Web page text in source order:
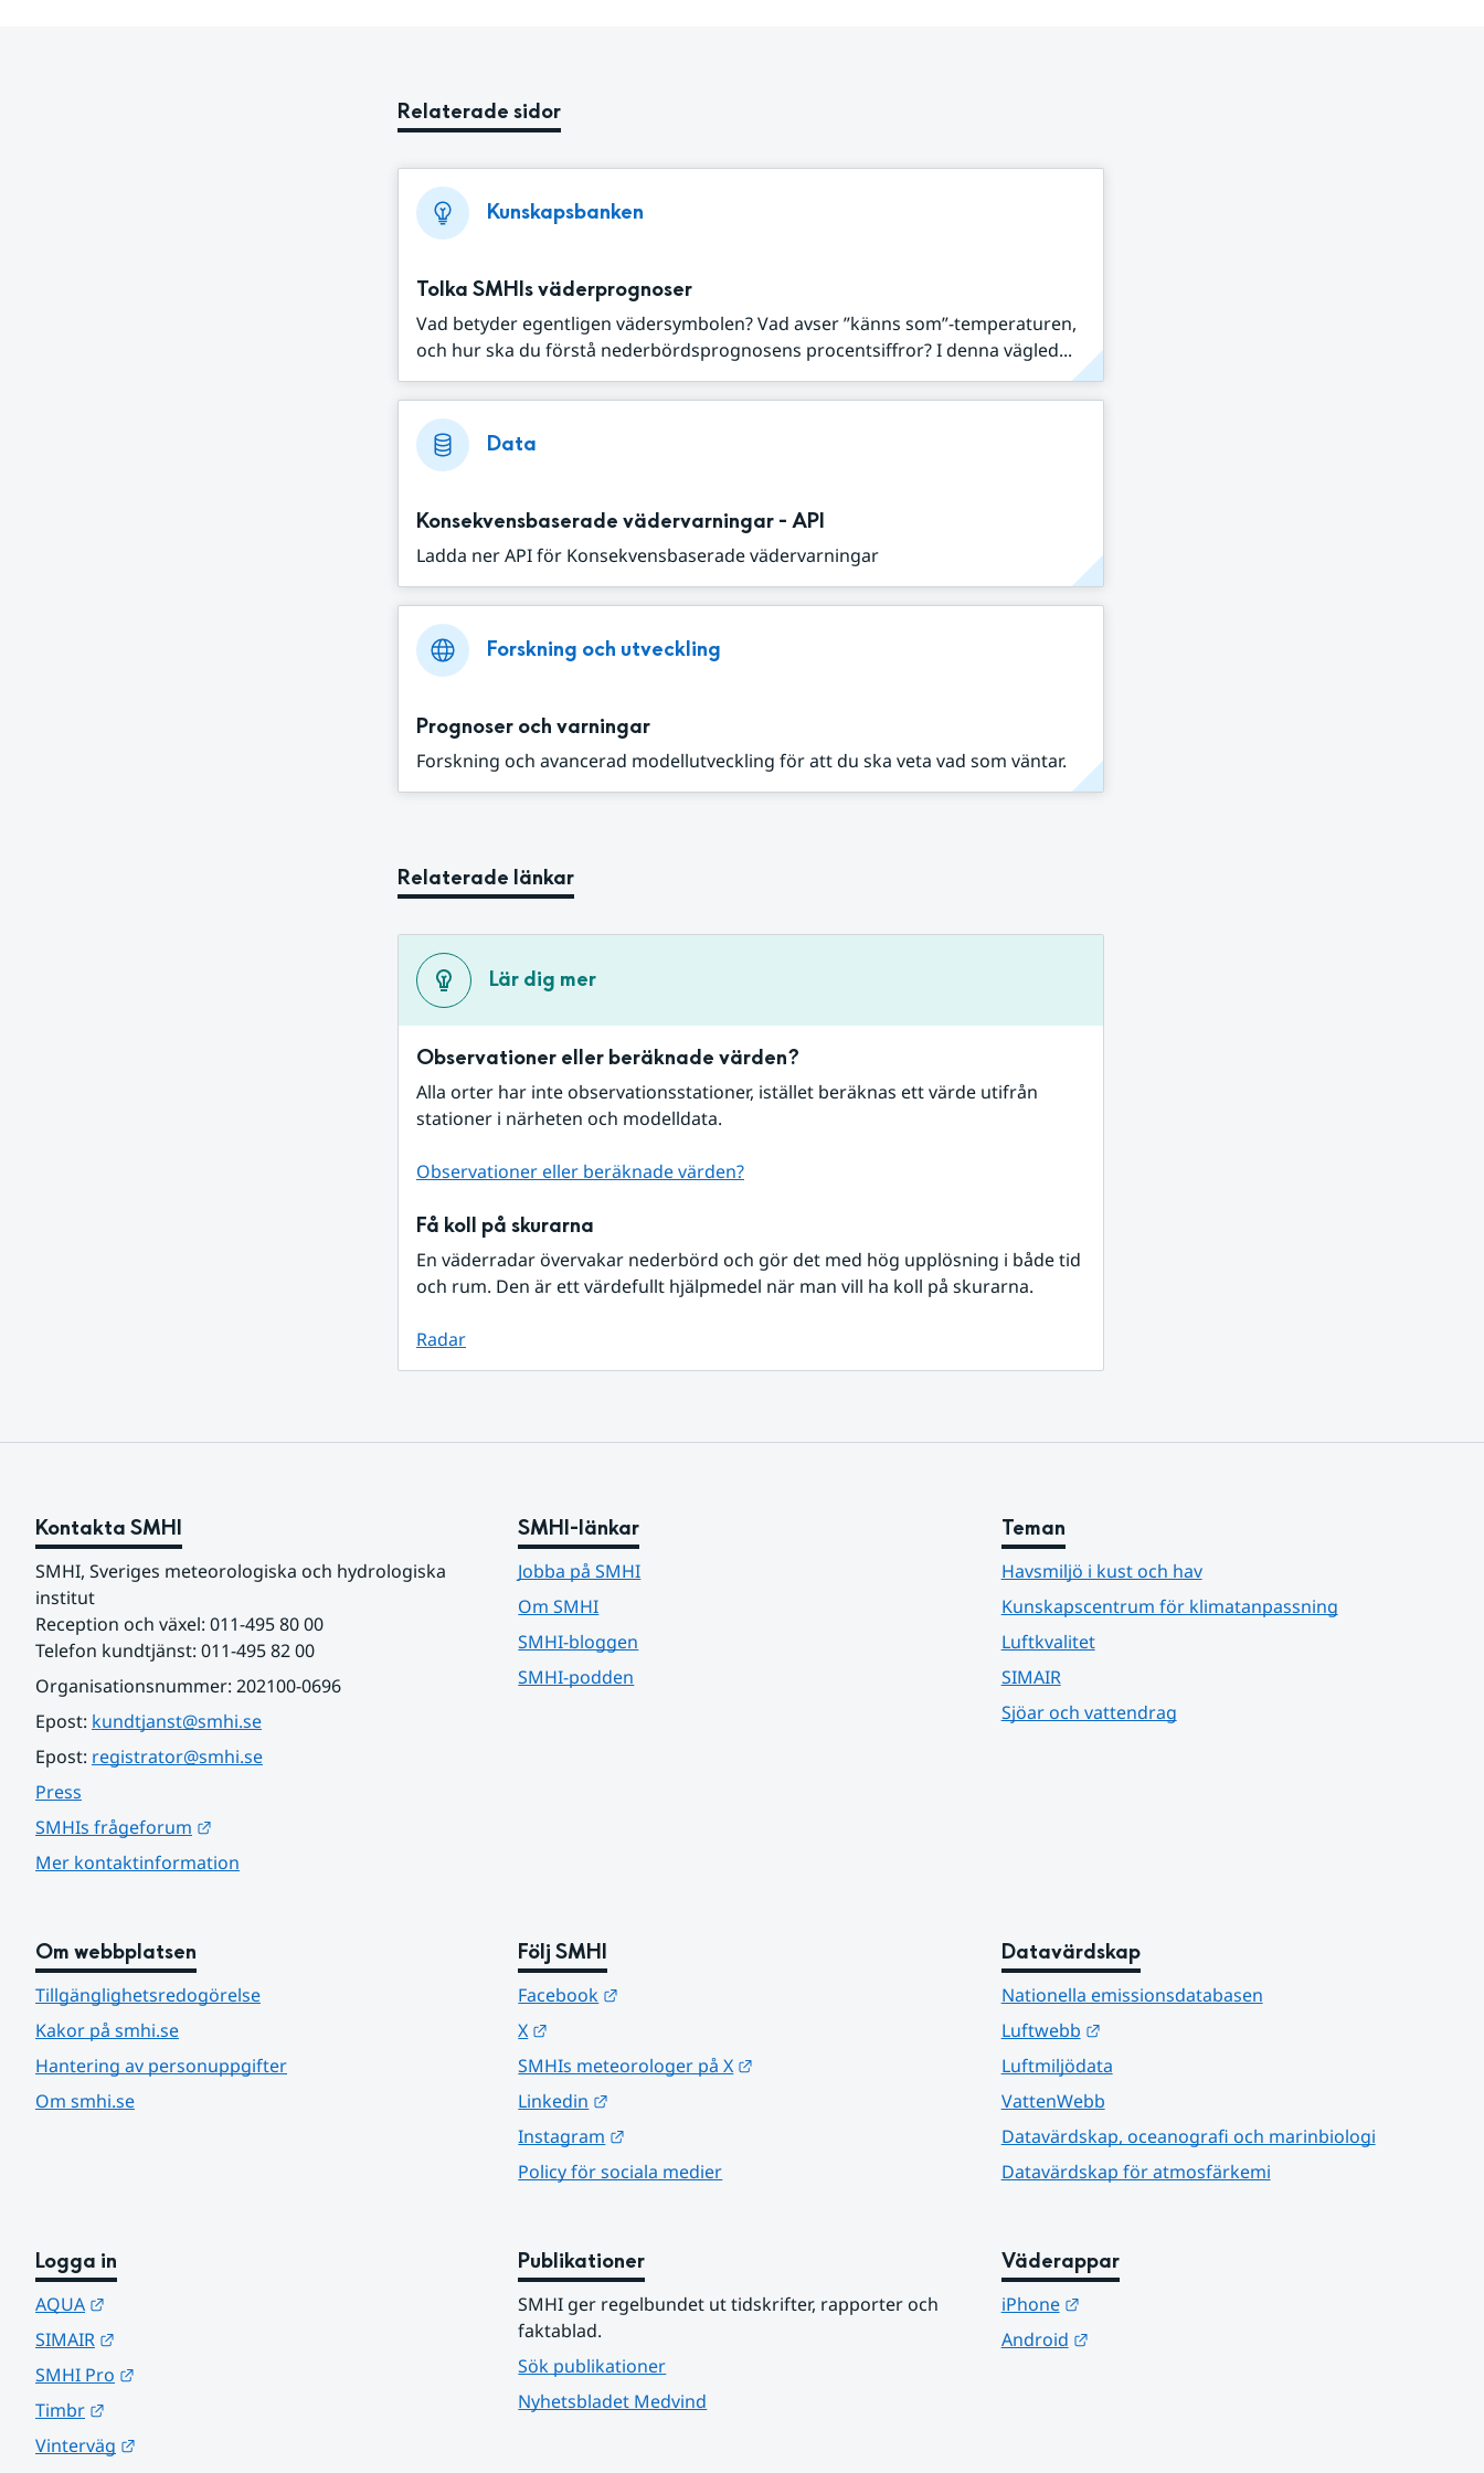
Relaterade sidor
Kunskapsbanken
Tolka SMHIs väderprognoser
Vad betyder egentligen vädersymbolen? Vad avser ”känns som”-temperaturen,
och hur ska du förstå nederbördsprognosens procentsiffror? I denna vägled...
Data
Konsekvensbaserade vädervarningar - API
Ladda ner API för Konsekvensbaserade vädervarningar
Forskning och utveckling
Prognoser och varningar
Forskning och avancerad modellutveckling för att du ska veta vad som väntar.
Relaterade länkar
Lär dig mer
Observationer eller beräknade värden?
Alla orter har inte observationsstationer, istället beräknas ett värde utifrån
stationer i närheten och modelldata.
Observationer eller beräknade värden?
Få koll på skurarna
En väderradar övervakar nederbörd och gör det med hög upplösning i både tid
och rum. Den är ett värdefullt hjälpmedel när man vill ha koll på skurarna.
Radar
Kontakta SMHI
SMHI, Sveriges meteorologiska och hydrologiska
institut
Reception och växel: 011-495 80 00
Telefon kundtjänst: 011-495 82 00
Organisationsnummer: 202100-0696
Epost: kundtjanst@smhi.se
Epost: registrator@smhi.se
Press
SMHIs frågeforum
Mer kontaktinformation
SMHI-länkar
Jobba på SMHI
Om SMHI
SMHI-bloggen
SMHI-podden
Teman
Havsmiljö i kust och hav
Kunskapscentrum för klimatanpassning
Luftkvalitet
SIMAIR
Sjöar och vattendrag
Om webbplatsen
Tillgänglighetsredogörelse
Kakor på smhi.se
Hantering av personuppgifter
Om smhi.se
Följ SMHI
Facebook
X
SMHIs meteorologer på X
Linkedin
Instagram
Policy för sociala medier
Datavärdskap
Nationella emissionsdatabasen
Luftwebb
Länk till annan webbplats.
Luftmiljödata
VattenWebb
Datavärdskap, oceanografi och marinbiologi
Datavärdskap för atmosfärkemi
Logga in
AQUA
SIMAIR
SMHI Pro
Timbr
Vinterväg
Publikationer
SMHI ger regelbundet ut tidskrifter, rapporter och
faktablad.
Sök publikationer
Nyhetsbladet Medvind
Väderappar
iPhone
Länk till annan webbplats.
Android
Länk till annan webbplats.